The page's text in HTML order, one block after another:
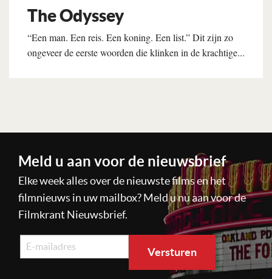
The Odyssey
“Een man. Een reis. Een koning. Een list.” Dit zijn zo
ongeveer de eerste woorden die klinken in de krachtige...
Meld u aan voor de nieuwsbrief
Elke week alles over de nieuwste films en het
filmnieuws in uw mailbox? Meld u nu aan voor de
Filmkrant Nieuwsbrief.